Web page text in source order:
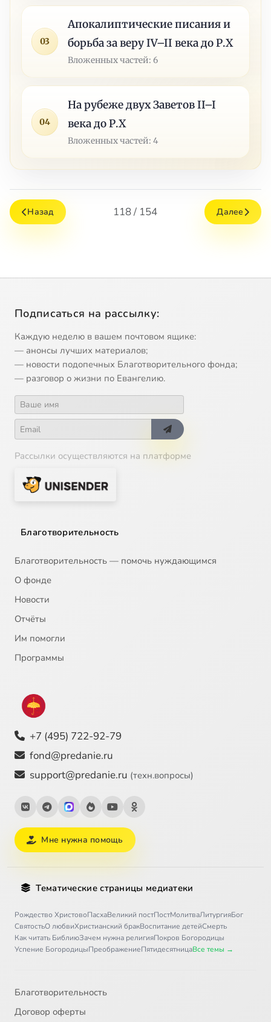
03
Апокалиптические писания и
борьба за веру IV–II века до Р.Х
Вложенных частей: 6
04
На рубеже двух Заветов II–I
века до Р.Х
Вложенных частей: 4
Назад 118 / 154 Далее
Подписаться на рассылку:
Каждую неделю в вашем почтовом ящике:
— анонсы лучших материалов;
— новости подопечных Благотворительного фонда;
— разговор о жизни по Евангелию.
Рассылки осуществляются на платформе
Благотворительность
Благотворительность — помочь нуждающимся
О фонде
Новости
Отчёты
Им помогли
Программы
+7 (495) 722-92-79
fond@predanie.ru
support@predanie.ru (техн.вопросы)
Мне нужна помощь
Тематические страницы медиатеки
Рождество ХристовоПасхаВеликий постПостМолитваЛитургияБог
СвятостьО любвиХристианский бракВоспитание детейСмерть
Как читать БиблиюЗачем нужна религияПокров Богородицы
Успение БогородицыПреображениеПятидесятницаВсе темы →
Благотворительность
Договор оферты